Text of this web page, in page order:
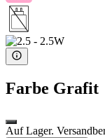
Farbe Grafit
Auf Lager.